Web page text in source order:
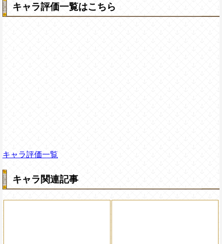
キャラ評価一覧はこちら
キャラ評価一覧
キャラ関連記事